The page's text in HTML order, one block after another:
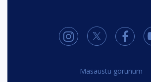
Masaüstü görünüm